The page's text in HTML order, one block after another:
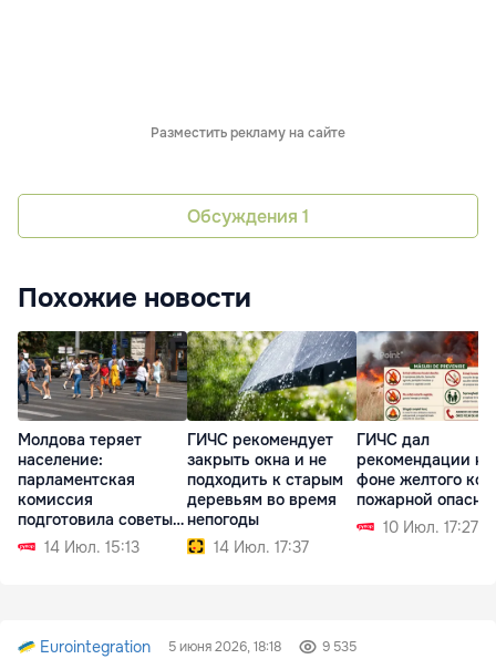
Разместить рекламу на сайте
Обсуждения 1
Похожие новости
Молдова теряет
население:
парламентская
комиссия
подготовила советы
для кабмина
14 Июл. 15:13
ГИЧС рекомендует
закрыть окна и не
подходить к старым
деревьям во время
непогоды
14 Июл. 17:37
ГИЧС дал
рекомендации на
фоне желтого
пожарной
10 Июл. 17:27
Eurointegration 5 июня 2026, 18:18 9 535